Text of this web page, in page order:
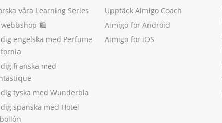
våra Learning Series
webbshop 🛍
engelska med Perfume
franska med
tyska med Wunderbla
spanska med Hotel
Upptäck Aimigo Coach
Aimigo for Android
Aimigo for iOS